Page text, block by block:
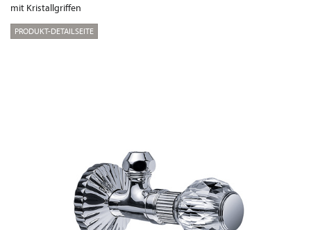
mit Kristallgriffen
PRODUKT-DETAILSEITE